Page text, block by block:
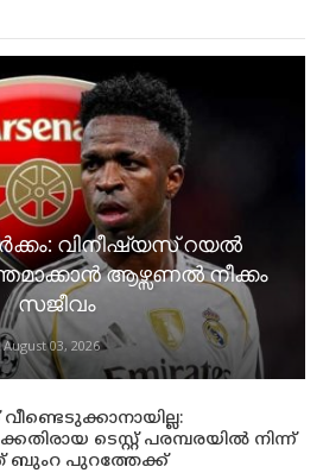
വിനീഷ്യസ് റയൽ
ആഴ്സണൽ നീക്കം
സജീവം
August 03, 2026
ടെസ്റ്റ് പരമ്പരയിൽ നിന്ന്
ബുംറ പുറത്തേക്ക്